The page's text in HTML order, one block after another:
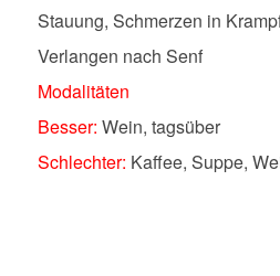
Stauung, Schmerzen in
Verlangen nach Senf
Modalitäten
Besser: Wein, tagsüber
Schlechter: Kaffee, Suppe,